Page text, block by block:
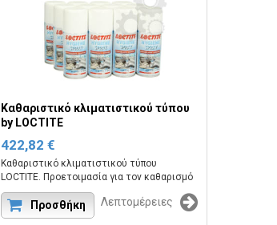
Καθαριστικό κλιματιστικού τύπου
by LOCTITE
422,82 €
Καθαριστικό κλιματιστικού τύπου
LOCTITE. Προετοιμασία για τον καθαρισμό
και την απολύμανση των συστημάτων
κλιματισμού.
Κωδικός εργοστασίου:LOC HYGIENE SPRAY
Προσθήκη Λεπτομέρειες